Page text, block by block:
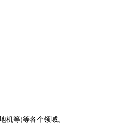
机等)等各个领域。